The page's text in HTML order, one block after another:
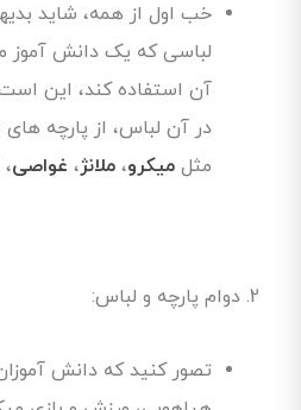
خب اول از همه، شاید
لباسی که یک دانش آموز
آن استفاده کند، این
در آن لباس، از پارچه
مثل میکرو، ملانژ، غواصی
2. دوام پارچه و لباس:
تصور کنید که دانش